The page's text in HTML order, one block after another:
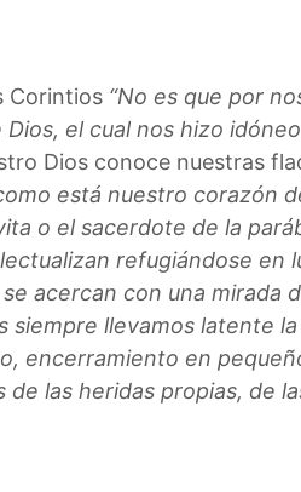
Corintios “No es que por
el cual nos hizo
Dios conoce nuestras
está nuestro corazón
o el sacerdote de la
refugiándose en
acercan con una
llevamos latente
encerramiento en
las heridas propias, de